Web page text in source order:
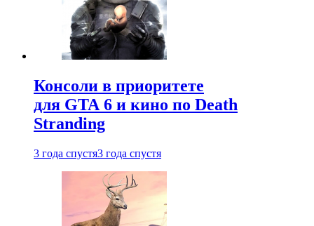
Консоли в приоритете
для GTA 6 и кино по Death
Stranding
3 года спустя3 года спустя